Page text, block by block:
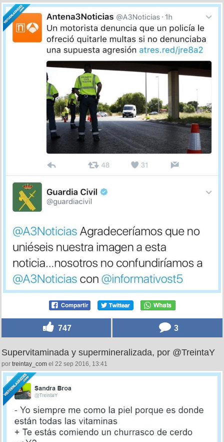
747 3
Supervitaminada y supermineralizada, por @TreintaY
por treintay_com el 22 sep 2016, 13:41